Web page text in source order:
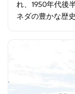
れ、1950年代後
ネダの豊かな歴